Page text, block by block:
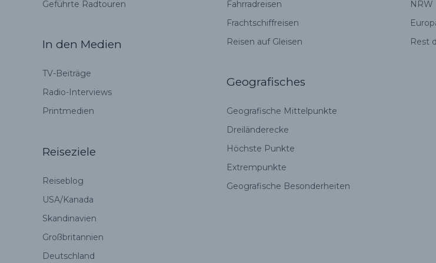
Geführte Radtouren
In den Medien
TV-Beiträge
Radio-Interviews
Printmedien
Reiseziele
Reiseblog
USA/Kanada
Skandinavien
Großbritannien
Deutschland
Fahrradreisen
Frachtschiffreisen
Reisen auf Gleisen
Geografisches
Geografische Mittelpunkte
Dreiländerecke
Höchste Punkte
Extrempunkte
Geografische Besonderheiten
NRW
Rest